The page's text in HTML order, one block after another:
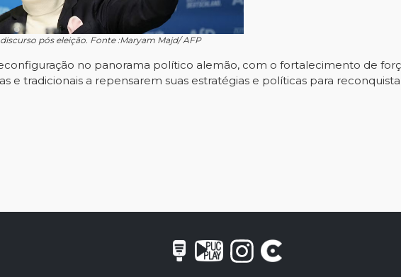
pós eleição. Fonte :Maryam Majd/ AFP
no panorama político alemão, com o fortalecimento de
e tradicionais a repensarem suas estratégias e políticas para